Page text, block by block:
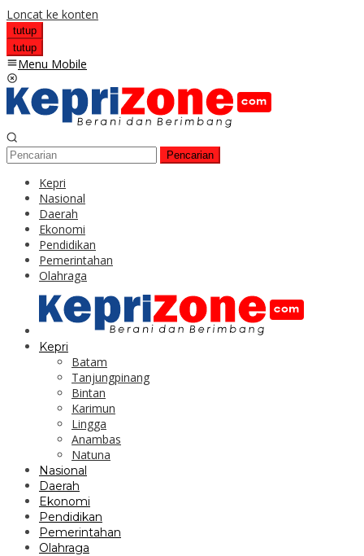
Loncat ke konten
tutup
tutup
Menu Mobile
Pencarian
Kepri
Nasional
Daerah
Ekonomi
Pendidikan
Pemerintahan
Olahraga
Kepri
Batam
Tanjungpinang
Bintan
Karimun
Lingga
Anambas
Natuna
Nasional
Daerah
Ekonomi
Pendidikan
Pemerintahan
Olahraga